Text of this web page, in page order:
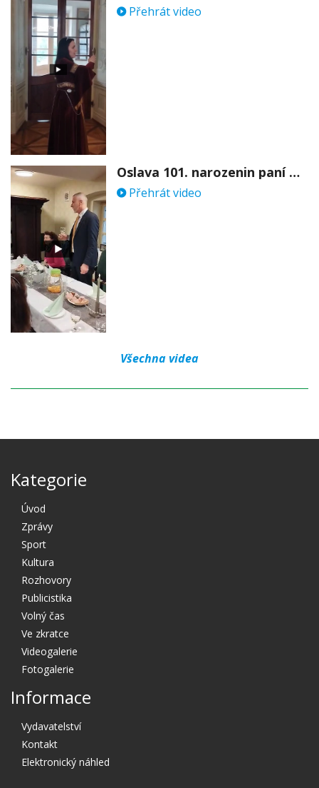
Přehrát video
Oslava 101. narozenin paní Věry Skořepové
Přehrát video
Všechna videa
Kategorie
Úvod
Zprávy
Sport
Kultura
Rozhovory
Publicistika
Volný čas
Ve zkratce
Videogalerie
Fotogalerie
Informace
Vydavatelství
Kontakt
Elektronický náhled